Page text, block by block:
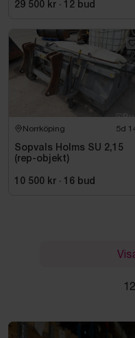
29 500 kr · 12 bud
Norrköping 5d
Sopvals Holms SU 2,15
(rep-objekt)
10 500 kr · 16 bud